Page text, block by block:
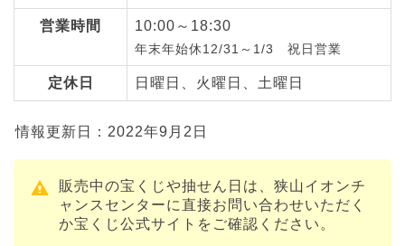
営業時間 10:00～18:30
年末年始休12/31～1/3 祝日営業
定休日 日曜日、火曜日、土曜日
情報更新日：2022年9月2日
販売中の宝くじや抽せん日は、狭山イオンチ
ャンスセンターに直接お問い合わせいただく
か宝くじ公式サイトをご確認ください。